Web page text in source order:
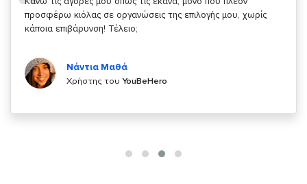
κάτι!
Χρήστης τουYouBeHero